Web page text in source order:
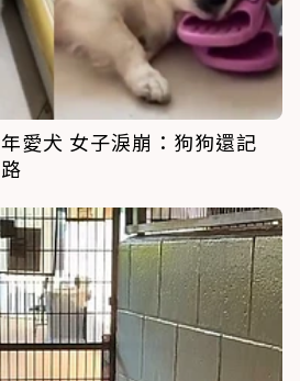
愛犬 女子淚崩：狗狗還記